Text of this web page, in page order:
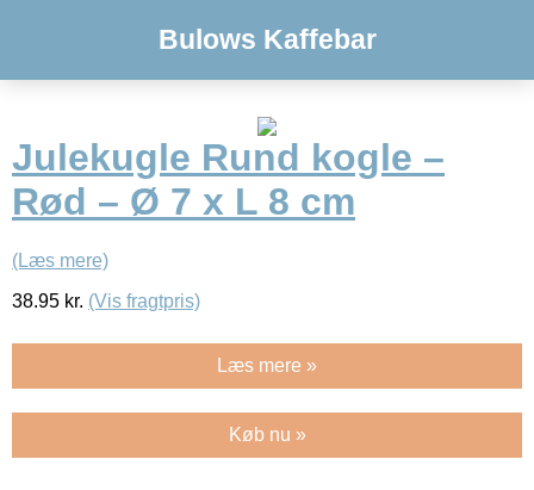
Bulows Kaffebar
Julekugle Rund kogle –
Rød – Ø 7 x L 8 cm
(Læs mere)
38.95 kr. (Vis fragtpris)
Læs mere »
Køb nu »